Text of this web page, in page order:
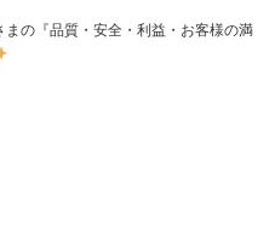
の『品質・安全・利益・お客様の満